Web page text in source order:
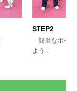
STEP2
簡単なボール
よう！